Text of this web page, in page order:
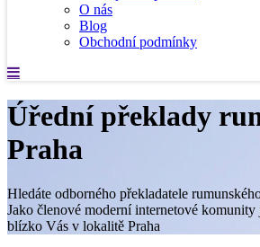
O nás
Blog
Obchodní podmínky
Úřední překlady
Praha
Hledáte odborného překladatele
Jako členové moderní internetové
blízko Vás v lokalitě Praha